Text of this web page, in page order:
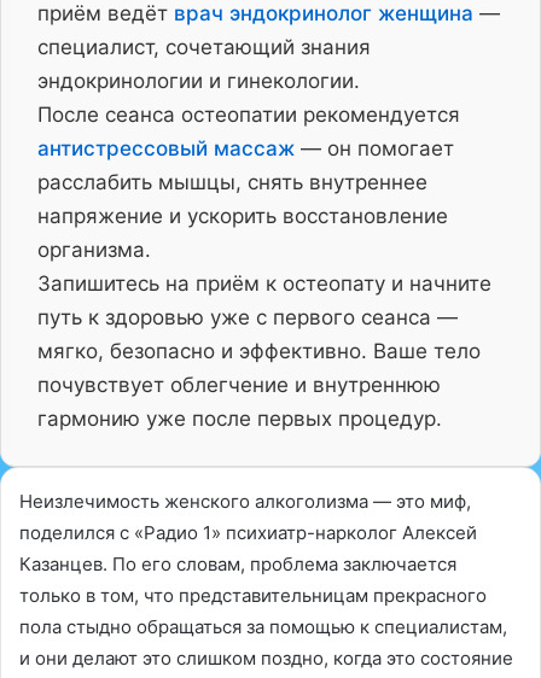
приём ведёт врач эндокринолог женщина —
специалист, сочетающий знания
эндокринологии и гинекологии.
После сеанса остеопатии рекомендуется
антистрессовый массаж — он помогает
расслабить мышцы, снять внутреннее
напряжение и ускорить восстановление
организма.
Запишитесь на приём к остеопату и начните
путь к здоровью уже с первого сеанса —
мягко, безопасно и эффективно. Ваше тело
почувствует облегчение и внутреннюю
гармонию уже после первых процедур.
Неизлечимость женского алкоголизма — это миф,
поделился с «Радио 1» психиатр-нарколог Алексей
Казанцев. По его словам, проблема заключается
только в том, что представительницам прекрасного
пола стыдно обращаться за помощью к специалистам,
и они делают это слишком поздно, когда это состояние